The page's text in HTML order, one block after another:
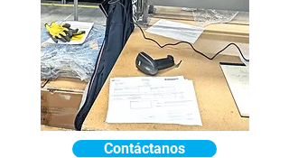
Contáctanos